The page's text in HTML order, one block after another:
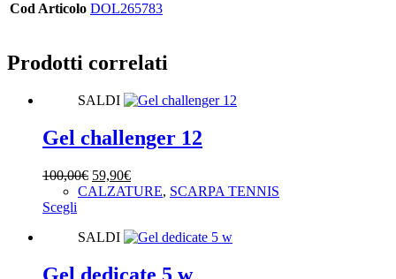
Cod Articolo DOL265783
Prodotti correlati
SALDI
Gel challenger 12
100,00€ Il
prezzo
100,00€.
59,90€Il
prezzo
59,90€.
CALZATURE, SCARPA TENNIS
Scegli
ha
varianti.
SALDI
Gel dedicate 5 w